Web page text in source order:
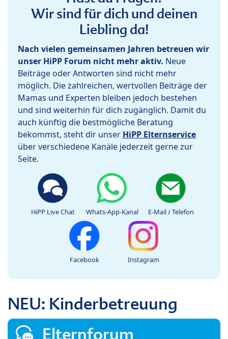
Wir sind für dich und deinen
Liebling da!
Nach vielen gemeinsamen Jahren betreuen wir
unser HiPP Forum nicht mehr aktiv. Neue
Beiträge oder Antworten sind nicht mehr
möglich. Die zahlreichen, wertvollen Beiträge der
Mamas und Experten bleiben jedoch bestehen
und sind weiterhin für dich zugänglich. Damit du
auch künftig die bestmögliche Beratung
bekommst, steht dir unser HiPP Elternservice
über verschiedene Kanäle jederzeit gerne zur
Seite.
HiPP Live Chat Whats-App-Kanal E-Mail / Telefon
Facebook Instagram
NEU: Kinderbetreuung
Elternforum